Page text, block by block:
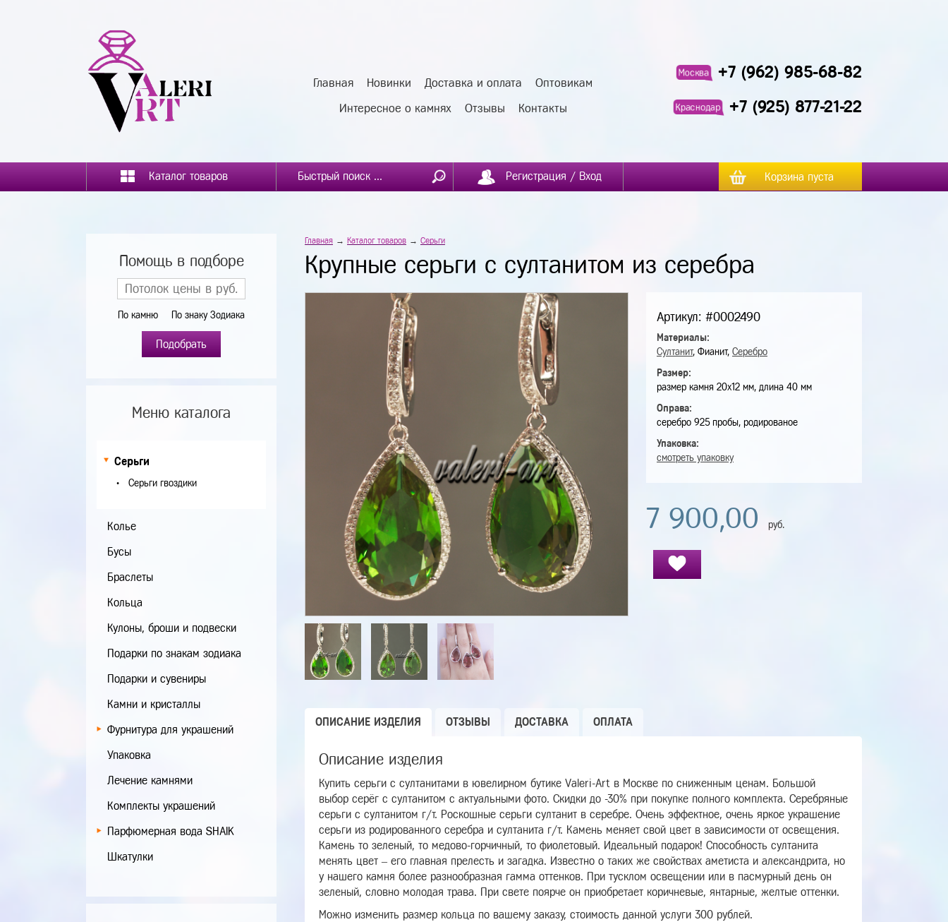
Главная Новинки Доставка и оплата Оптовикам
Интересное о камнях Отзывы Контакты
Москва +7 (962) 985-68-82
Краснодар +7 (925) 877-21-22
Каталог товаров Регистрация / Вход Корзина пуста
Помощь в подборе
По камню По знаку Зодиака
Подобрать
Меню каталога
Серьги
Серьги гвоздики
Колье
Бусы
Браслеты
Кольца
Кулоны, броши и подвески
Подарки по знакам зодиака
Подарки и сувениры
Камни и кристаллы
Фурнитура для украшений
Упаковка
Лечение камнями
Комплекты украшений
Парфюмерная вода SHAIK
Шкатулки
Главная → Каталог товаров → Серьги
Крупные серьги с султанитом из серебра
Артикул: #0002490
Материалы:
Султанит, Фианит, Серебро
Размер:
размер камня 20х12 мм, длина 40 мм
Оправа:
серебро 925 пробы, родированое
Упаковка:
смотреть упаковку
7 900,00 руб.
ОПИСАНИЕ ИЗДЕЛИЯ ОТЗЫВЫ ДОСТАВКА ОПЛАТА
Описание изделия
Купить серьги с султанитами в ювелирном бутике Valeri-Art в Москве по сниженным ценам. Большой
выбор серёг с султанитом с актуальными фото. Скидки до -30% при покупке полного комплекта. Серебряные
серьги с султанитом г/т. Роскошные серьги султанит в серебре. Очень эффектное, очень яркое украшение
серьги из родированного серебра и султанита г/т. Камень меняет свой цвет в зависимости от освещения.
Камень то зеленый, то медово-горчичный, то фиолетовый. Идеальный подарок! Способность султанита
менять цвет – его главная прелесть и загадка. Известно о таких же свойствах аметиста и александрита, но
у нашего камня более разнообразная гамма оттенков. При тусклом освещении или в пасмурный день он
зеленый, словно молодая трава. При свете поярче он приобретает коричневые, янтарные, желтые оттенки.
Можно изменить размер кольца по вашему заказу, стоимость данной услуги 300 рублей.